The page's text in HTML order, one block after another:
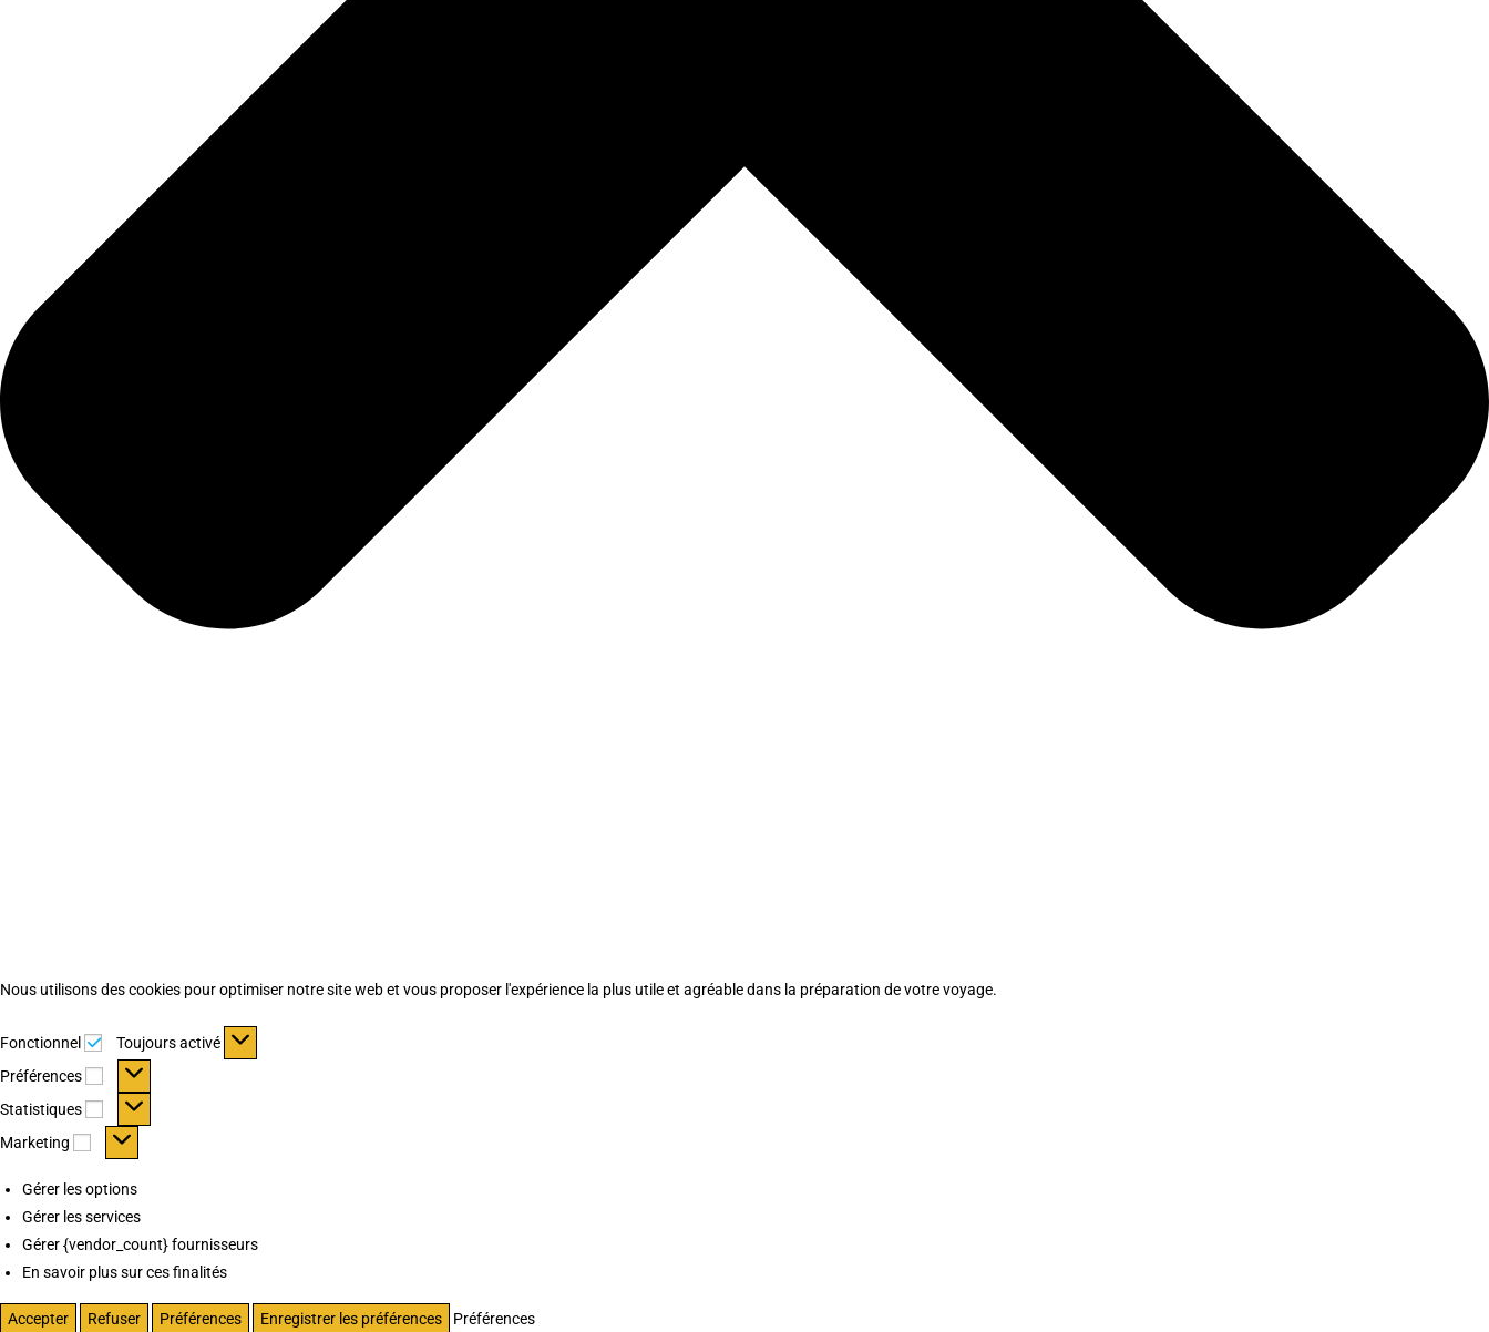
Nous utilisons des cookies pour optimiser notre site web et vous proposer l'expérience la plus utile et agréable dans la préparation de votre voyage.
Fonctionnel Fonctionnel
Toujours activé
Préférences
Préférences
Statistiques Statistiques
Marketing Marketing
Gérer les options
Gérer les services
Gérer {vendor_count} fournisseurs
En savoir plus sur ces finalités
Accepter Refuser Préférences Enregistrer les préférences Préférences